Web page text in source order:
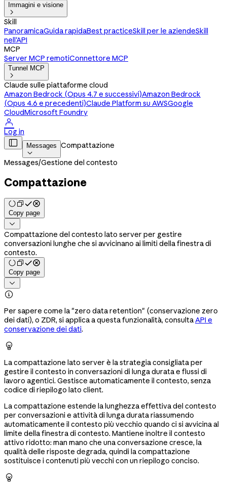
Immagini e visione

Skill
PanoramicaGuida rapidaBest practiceSkill per le aziendeSkill
nell'API
MCP
Server MCP remotiConnettore MCP
Tunnel MCP

Claude sulle piattaforme cloud
Amazon Bedrock (Opus 4.7 e successivi)Amazon Bedrock
(Opus 4.6 e precedenti)Claude Platform su AWSGoogle
CloudMicrosoft Foundry

Log in
 Messages

Compattazione
Messages/Gestione del contesto
Compattazione
Copy page

Compattazione del contesto lato server per gestire
conversazioni lunghe che si avvicinano ai limiti della finestra di
contesto.
Copy page


Per sapere come la "zero data retention" (conservazione zero
dei dati), o ZDR, si applica a questa funzionalità, consultaAPI e
conservazione dei dati.

La compattazione lato server è la strategia consigliata per
gestire il contesto in conversazioni di lunga durata e flussi di
lavoro agentici. Gestisce automaticamente il contesto, senza
codice di riepilogo lato client.
La compattazione estende la lunghezza effettiva del contesto
per conversazioni e attività di lunga durata riassumendo
automaticamente il contesto più vecchio quando ci si avvicina al
limite della finestra di contesto. Mantiene inoltre il contesto
attivo ridotto: man mano che una conversazione cresce, la
qualità delle risposte degrada, quindi la compattazione
sostituisce i contenuti più vecchi con un riepilogo conciso.
